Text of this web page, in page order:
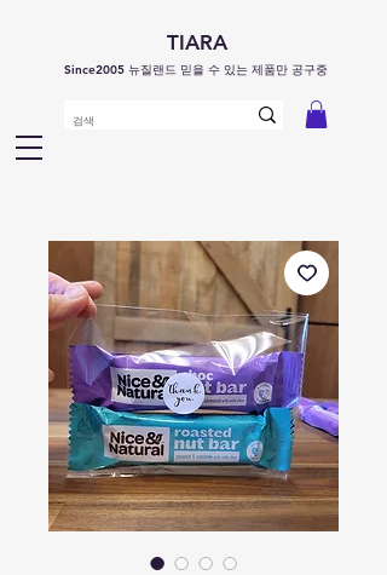
TIARA
Since2005 뉴질랜드 믿을 수 있는 제품만 공구중